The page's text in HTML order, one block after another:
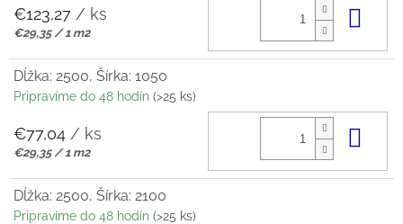
€123,27 / ks
Jednotková
€29,35 / 1 m2
Dĺžka: 2500, Šírka: 1050
Pripravíme do 48 hodín (>25 ks)
€77,04 / ks
Jednotková
€29,35 / 1 m2
Dĺžka: 2500, Šírka: 2100
Pripravíme do 48 hodín (>25 ks)